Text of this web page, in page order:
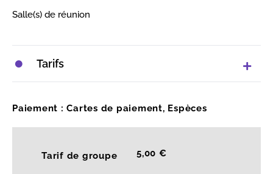
Salle(s) de réunion
Tarifs
Paiement : Cartes de paiement, Espèces
Tarif de groupe 5,00 €